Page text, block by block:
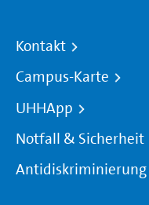
Kontakt
Campus-Karte
UHHApp
Notfall & Sicherheit
Antidiskriminierung